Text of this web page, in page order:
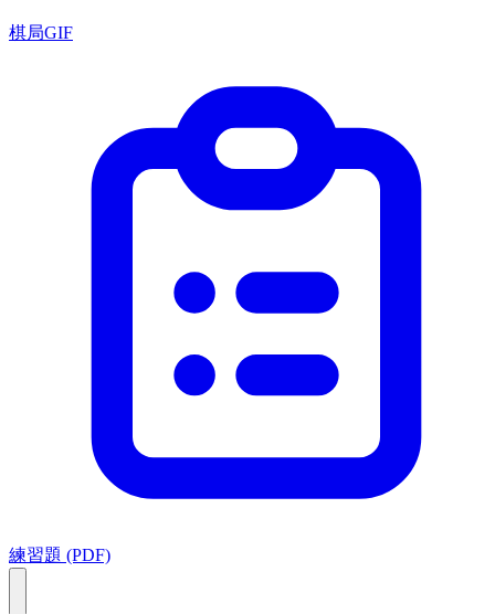
棋局GIF
練習題 (PDF)